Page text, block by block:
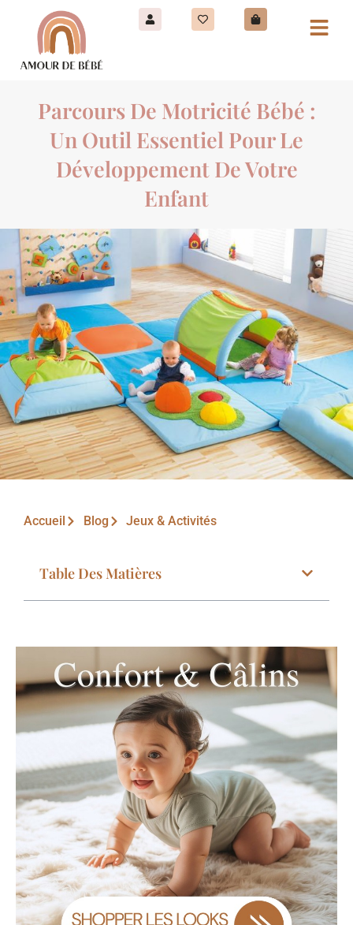
Parcours De Motricité Bébé :
Un Outil Essentiel Pour Le
Développement De Votre
Enfant
Accueil Blog Jeux & Activités
Table Des Matières